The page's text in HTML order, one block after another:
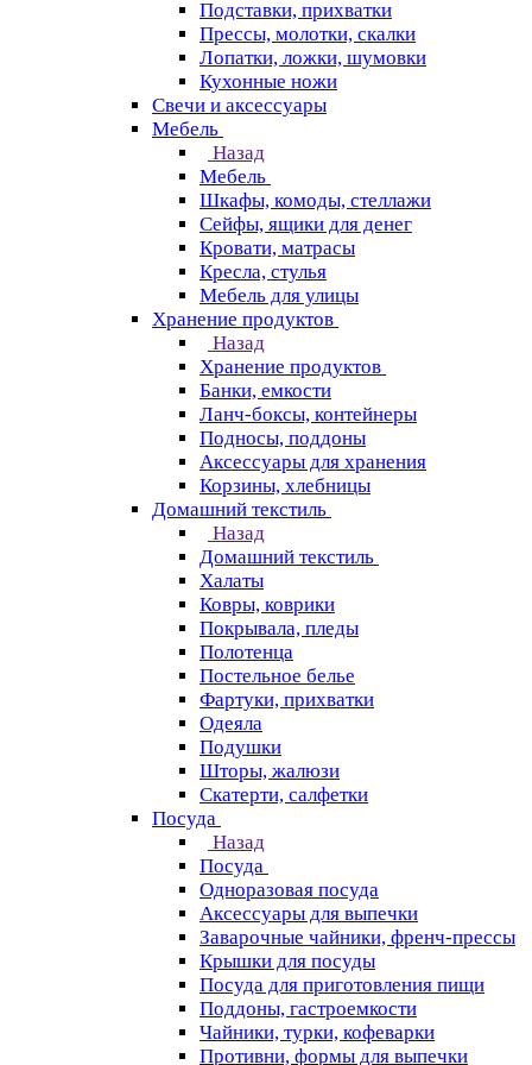
Подставки, прихватки
Прессы, молотки, скалки
Лопатки, ложки, шумовки
Кухонные ножи
Свечи и аксессуары
Мебель
Назад
Мебель
Шкафы, комоды, стеллажи
Сейфы, ящики для денег
Кровати, матрасы
Кресла, стулья
Мебель для улицы
Хранение продуктов
Назад
Хранение продуктов
Банки, емкости
Ланч-боксы, контейнеры
Подносы, поддоны
Аксессуары для хранения
Корзины, хлебницы
Домашний текстиль
Назад
Домашний текстиль
Халаты
Ковры, коврики
Покрывала, пледы
Полотенца
Постельное белье
Фартуки, прихватки
Одеяла
Подушки
Шторы, жалюзи
Скатерти, салфетки
Посуда
Назад
Посуда
Одноразовая посуда
Аксессуары для выпечки
Заварочные чайники, френч-прессы
Крышки для посуды
Посуда для приготовления пищи
Поддоны, гастроемкости
Чайники, турки, кофеварки
Противни, формы для выпечки